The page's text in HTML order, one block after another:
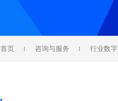
首页 咨询与服务 行业数